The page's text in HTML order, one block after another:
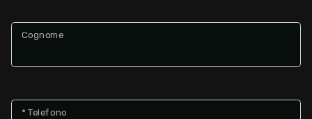
Cognome
* Telefono